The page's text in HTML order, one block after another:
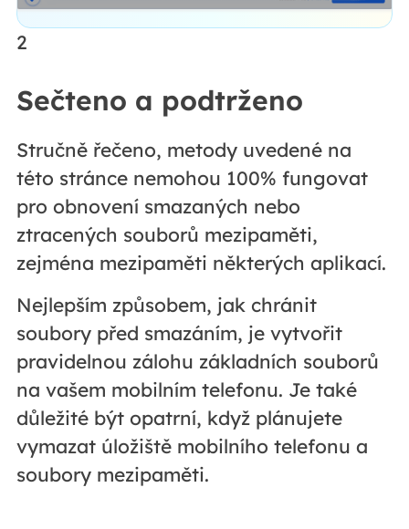
2
Sečteno a podtrženo
Stručně řečeno, metody uvedené na
této stránce nemohou 100% fungovat
pro obnovení smazaných nebo
ztracených souborů mezipaměti,
zejména mezipaměti některých aplikací.
Nejlepším způsobem, jak chránit
soubory před smazáním, je vytvořit
pravidelnou zálohu základních souborů
na vašem mobilním telefonu. Je také
důležité být opatrní, když plánujete
vymazat úložiště mobilního telefonu a
soubory mezipaměti.